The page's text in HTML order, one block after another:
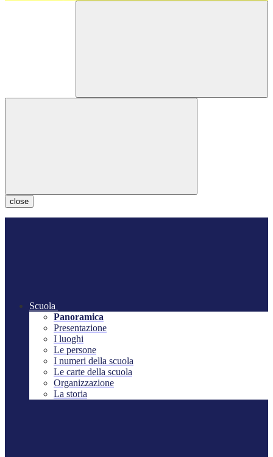
close
Scuola
Panoramica
Presentazione
I luoghi
Le persone
I numeri della scuola
Le carte della scuola
Organizzazione
La storia